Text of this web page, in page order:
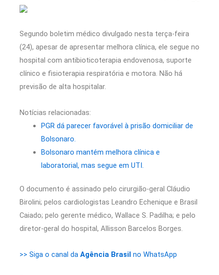
Segundo boletim médico divulgado nesta terça-feira
(24), apesar de apresentar melhora clínica, ele segue no
hospital com antibioticoterapia endovenosa, suporte
clínico e fisioterapia respiratória e motora. Não há
previsão de alta hospitalar.
Notícias relacionadas:
PGR dá parecer favorável à prisão domiciliar de
Bolsonaro.
Bolsonaro mantém melhora clínica e
laboratorial, mas segue em UTI.
O documento é assinado pelo cirurgião-geral Cláudio
Birolini; pelos cardiologistas Leandro Echenique e Brasil
Caiado; pelo gerente médico, Wallace S. Padilha; e pelo
diretor-geral do hospital, Allisson Barcelos Borges.
>> Siga o canal da Agência Brasil no WhatsApp